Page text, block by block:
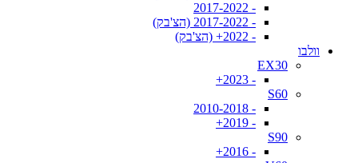
- 2017-2022
- 2017-2022 (הצ'בק)
- 2022+ (הצ'בק)
וולבו
EX30
- 2023+
S60
- 2010-2018
- 2019+
S90
- 2016+